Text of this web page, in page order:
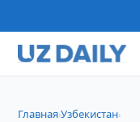
Главная›Узбекистан›